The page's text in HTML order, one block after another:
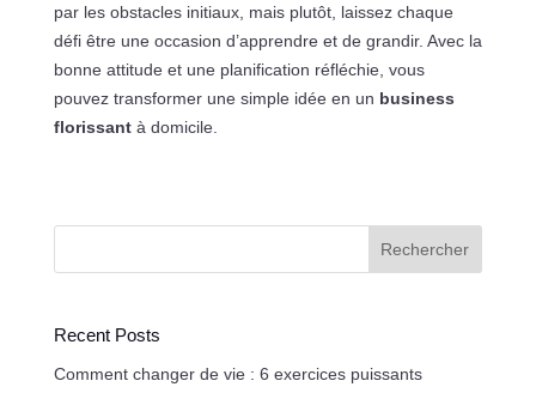
par les obstacles initiaux, mais plutôt, laissez chaque
défi être une occasion d’apprendre et de grandir. Avec la
bonne attitude et une planification réfléchie, vous
pouvez transformer une simple idée en un business
florissantà domicile.
Rechercher
Recent Posts
Comment changer de vie : 6 exercices puissants